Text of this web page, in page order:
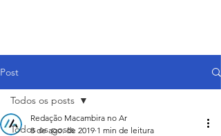
Post
Todos os posts
Todos os posts
Redação Macambira no Ar
8 de ago. de 2019 1 min de leitura